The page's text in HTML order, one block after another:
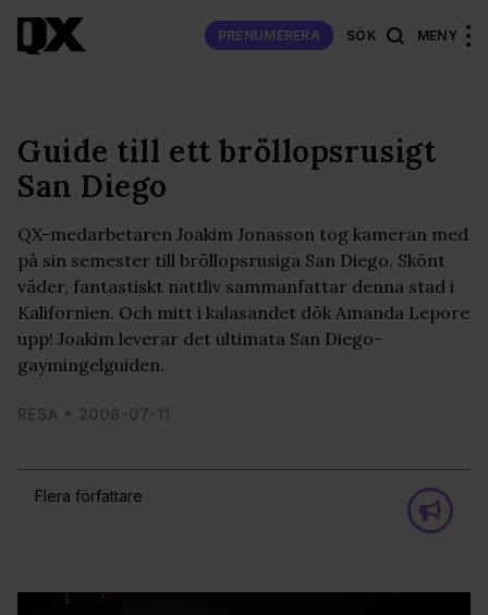
PRENUMERERA SÖK MENY
Flera författare
Guide till ett bröllopsrusigt
San Diego
QX-medarbetaren Joakim Jonasson tog kameran med
på sin semester till bröllopsrusiga San Diego. Skönt
väder, fantastiskt nattliv sammanfattar denna stad i
Kalifornien. Och mitt i kalasandet dök Amanda Lepore
upp! Joakim leverar det ultimata San Diego-
gaymingelguiden.
RESA 2008-07-11